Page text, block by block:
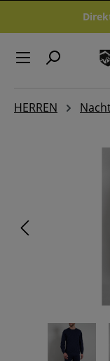
Zum Hauptinhalt
HERREN